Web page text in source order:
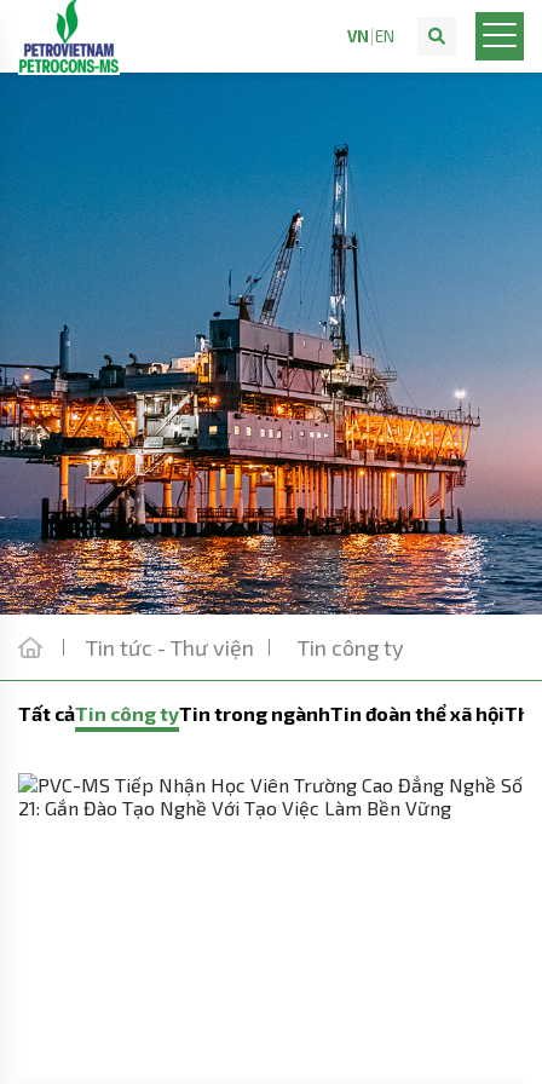
VN EN
Tin tức - Thư viện Tin công ty
Tất cảTin công tyTin trong ngànhTin đoàn thể xã hội